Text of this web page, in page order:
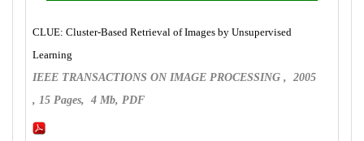
CLUE: Cluster-Based Retrieval of Images by Unsupervised
Learning
IEEE TRANSACTIONS ON IMAGE PROCESSING , 2005
, 15 Pages, 4 Mb, PDF